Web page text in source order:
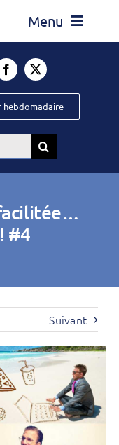
Menu
hebdomadaire
#4
Suivant